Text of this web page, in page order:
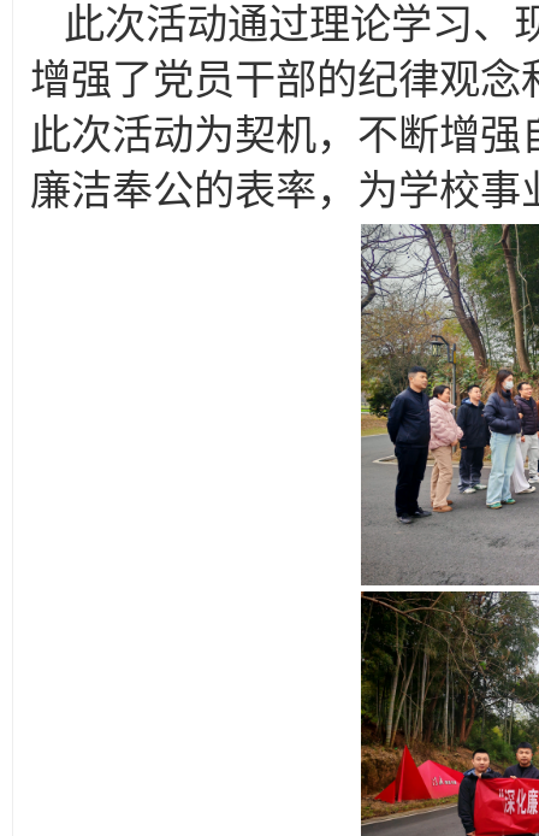
此次活动通过理论学习、
增强了党员干部的纪律观
此次活动为契机，不断增
廉洁奉公的表率，为学校